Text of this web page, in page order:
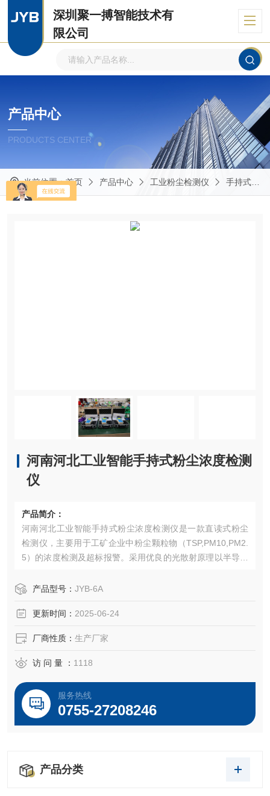
深圳聚一搏智能技术有
限公司
产品中心
PRODUCTS CENTER
当前位置：首页 产品中心 工业粉尘检测仪 手持式粉尘检测仪
河南河北工业智能手持式粉尘浓度检测
仪
产品简介：
河南河北工业智能手持式粉尘浓度检测仪是一款直读式粉尘
检测仪，主要用于工矿企业中粉尘颗粒物（TSP,PM10,PM2.
5）的浓度检测及超标报警。采用优良的光散射原理以半导体
产品型号： JYB-6A
更新时间： 2025-06-24
厂商性质： 生产厂家
访 问 量 ： 1118
服务热线
0755-27208246
产品分类